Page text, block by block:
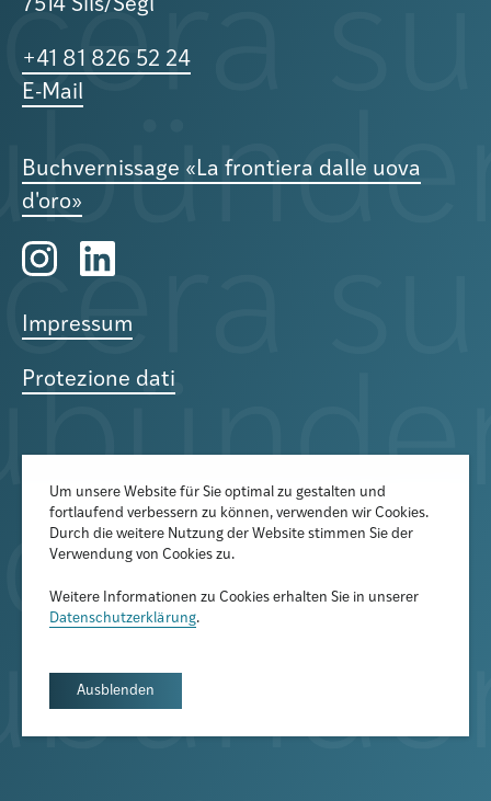
7514 Sils/Segl
+41 81 826 52 24
E-Mail
Buchvernissage «La frontiera dalle uova
d'oro»
Impressum
Protezione dati
Der Newsletter informiert über
aktuelle Veranstaltungen,
Publikationen und
Forschungsprojekte
Newsletter abonnieren
Um unsere Website für Sie optimal zu gestalten und
fortlaufend verbessern zu können, verwenden wir Cookies.
Durch die weitere Nutzung der Website stimmen Sie der
Verwendung von Cookies zu.
Weitere Informationen zu Cookies erhalten Sie in unserer
Datenschutzerklärung.
Ausblenden